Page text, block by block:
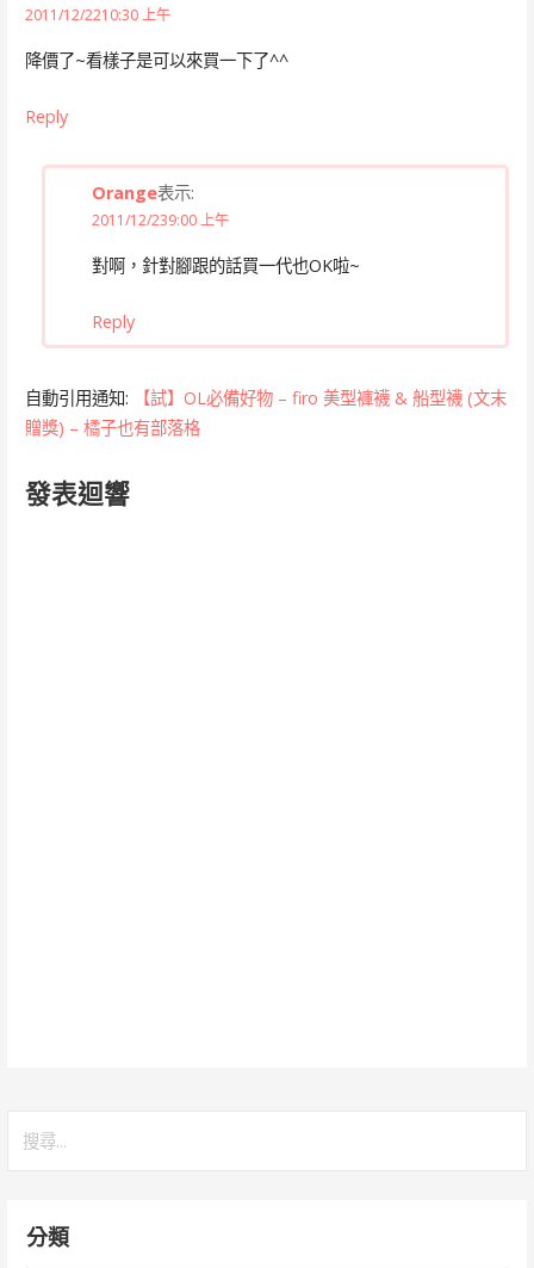
2011/12/2210:30 上午
降價了~看樣子是可以來買一下了^^
Reply
Orange表示:
2011/12/239:00 上午
對啊，針對腳跟的話買一代也OK啦~
Reply
自動引用通知:
【試】OL必備好物 – firo 美型褲襪 & 船型襪 (文末
贈獎) – 橘子也有部落格
發表迴響
字:分類